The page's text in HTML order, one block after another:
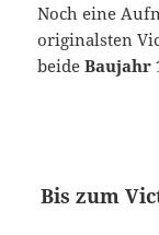
Noch eine
originalsten
beideBaujahr
Bis zum